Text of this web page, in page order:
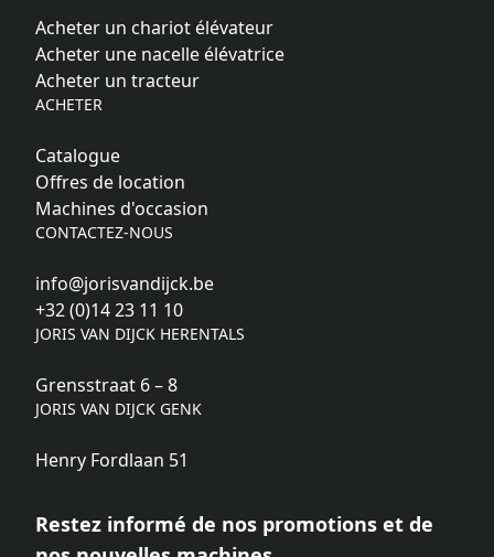
Acheter un chariot élévateur
Acheter une nacelle élévatrice
Acheter un tracteur
ACHETER
Catalogue
Offres de location
Machines d'occasion
CONTACTEZ-NOUS
info@jorisvandijck.be
+32 (0)14 23 11 10
JORIS VAN DIJCK HERENTALS
Grensstraat 6 – 8
JORIS VAN DIJCK GENK
Henry Fordlaan 51
Restez informé de nos promotions et de